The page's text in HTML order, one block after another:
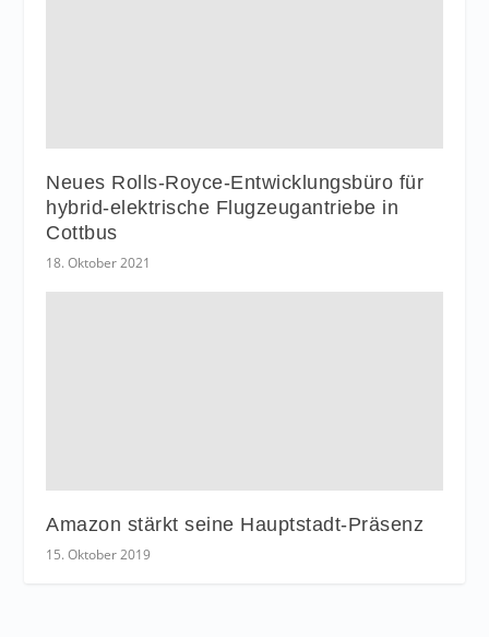
Neues Rolls-Royce-Entwicklungsbüro für
hybrid-elektrische Flugzeugantriebe in
Cottbus
18. Oktober 2021
Amazon stärkt seine Hauptstadt-Präsenz
15. Oktober 2019